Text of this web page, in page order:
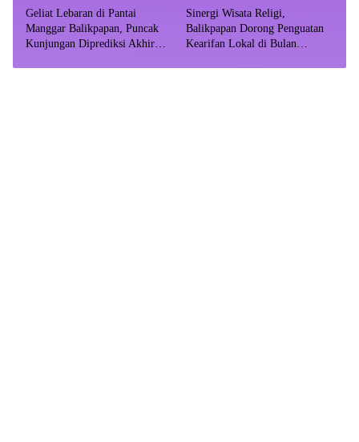
Geliat Lebaran di Pantai
Manggar Balikpapan, Puncak
Kunjungan Diprediksi Akhir
Sinergi Wisata Religi,
Balikpapan Dorong Penguatan
Kearifan Lokal di Bulan